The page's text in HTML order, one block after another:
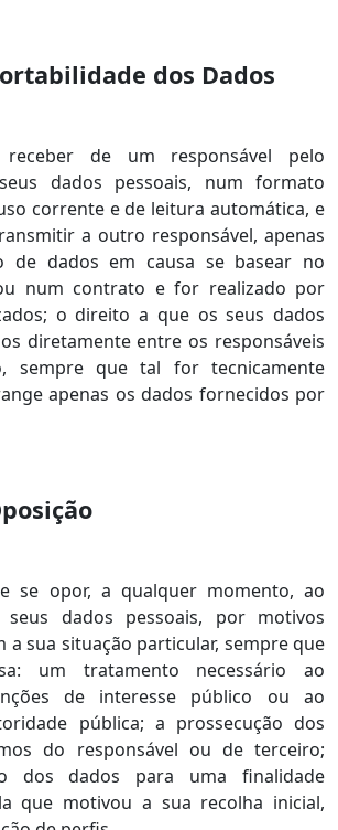
dos Dados
de um responsável pelo
dados pessoais, num formato
corrente e de leitura automática, e
a outro responsável, apenas
de dados em causa se basear no
num contrato e for realizado por
o direito a que os seus dados
diretamente entre os responsáveis
sempre que tal for tecnicamente
apenas os dados fornecidos por
se opor, a qualquer momento, ao
dados pessoais, por motivos
a sua situação particular, sempre que
um tratamento necessário ao
de interesse público ou ao
pública; a prossecução dos
do responsável ou de terceiro;
dos dados para uma finalidade
que motivou a sua recolha inicial,